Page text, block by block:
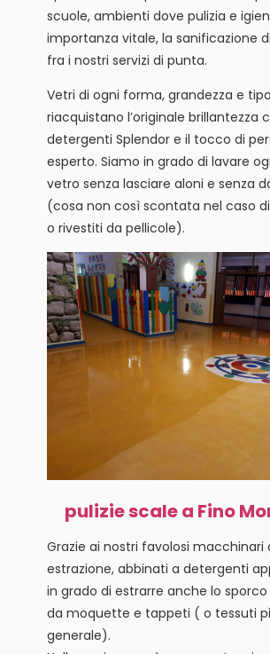
scuole, ambienti dove pulizia e
importanza vitale, la sanificazione
fra i nostri servizi di punta.
Vetri di ogni forma, grandezza e
riacquistano l’originale brillantezza
detergenti Splendor e il tocco di
esperto. Siamo in grado di lavare
vetro senza lasciare aloni e senza
(cosa non così scontata nel caso
o rivestiti da pellicole).
pulizie scale a Fino
Grazie ai nostri favolosi macchinari
estrazione, abbinati a detergenti
in grado di estrarre anche lo
da moquette e tappeti ( o tessuti
generale).